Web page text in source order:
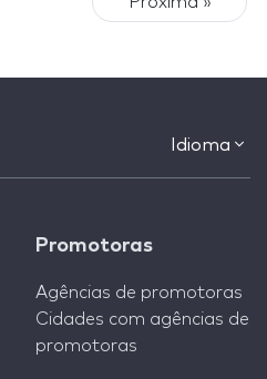
Idioma
Promotoras
Agências de promotoras
Cidades com agências de
promotoras